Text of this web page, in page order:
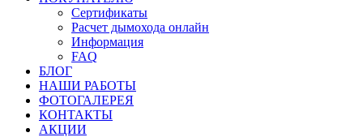
Сертификаты
Расчет дымохода онлайн
Информация
FAQ
БЛОГ
НАШИ РАБОТЫ
ФОТОГАЛЕРЕЯ
КОНТАКТЫ
АКЦИИ